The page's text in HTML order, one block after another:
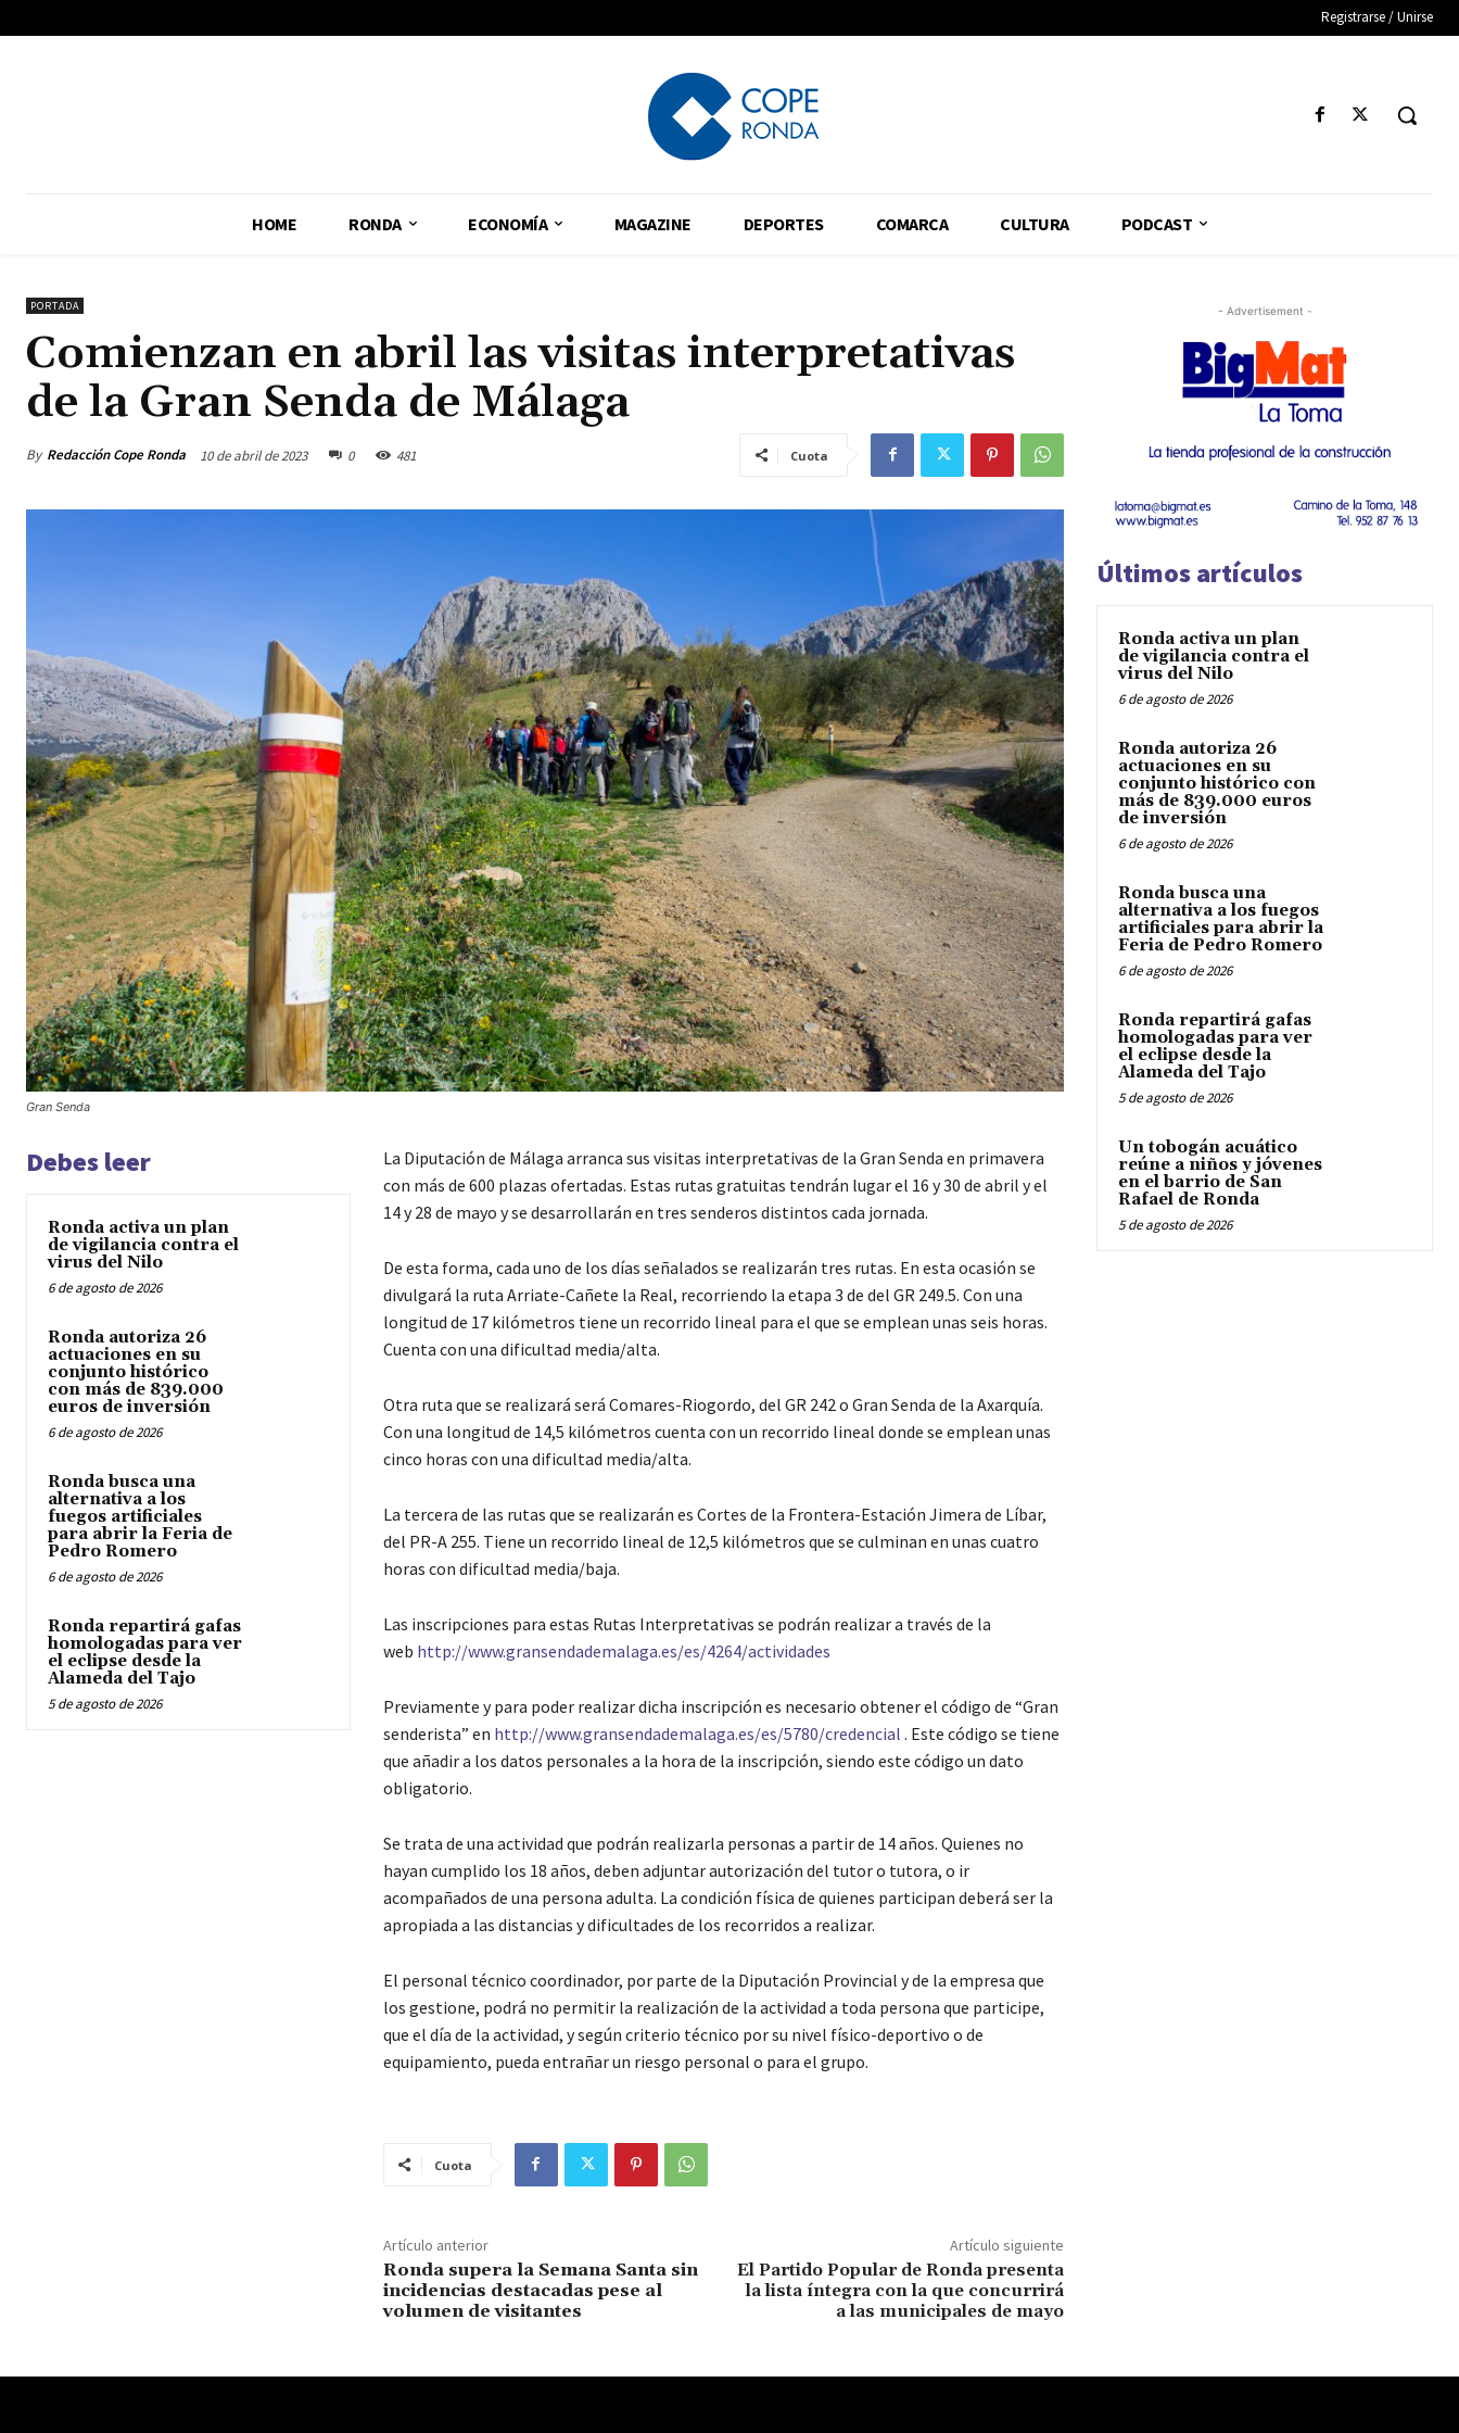
Registrarse / Unirse
HOME RONDA ECONOMÍA MAGAZINE DEPORTES COMARCA CULTURA PODCAST
PORTADA
Comienzan en abril las visitas interpretativas
de la Gran Senda de Málaga
By Redacción Cope Ronda 10 de abril de 2023 0 481 Cuota
Gran Senda
Debes leer
Ronda activa un plan
de vigilancia contra el
virus del Nilo
6 de agosto de 2026
Ronda autoriza 26
actuaciones en su
conjunto histórico
con más de 839.000
euros de inversión
6 de agosto de 2026
Ronda busca una
alternativa a los
fuegos artificiales
para abrir la Feria de
Pedro Romero
6 de agosto de 2026
Ronda repartirá gafas
homologadas para ver
el eclipse desde la
Alameda del Tajo
5 de agosto de 2026
La Diputación de Málaga arranca sus visitas interpretativas de la Gran Senda en primavera
con más de 600 plazas ofertadas. Estas rutas gratuitas tendrán lugar el 16 y 30 de abril y el
14 y 28 de mayo y se desarrollarán en tres senderos distintos cada jornada.
De esta forma, cada uno de los días señalados se realizarán tres rutas. En esta ocasión se
divulgará la ruta Arriate-Cañete la Real, recorriendo la etapa 3 de del GR 249.5. Con una
longitud de 17 kilómetros tiene un recorrido lineal para el que se emplean unas seis horas.
Cuenta con una dificultad media/alta.
Otra ruta que se realizará será Comares-Riogordo, del GR 242 o Gran Senda de la Axarquía.
Con una longitud de 14,5 kilómetros cuenta con un recorrido lineal donde se emplean unas
cinco horas con una dificultad media/alta.
La tercera de las rutas que se realizarán es Cortes de la Frontera-Estación Jimera de Líbar,
del PR-A 255. Tiene un recorrido lineal de 12,5 kilómetros que se culminan en unas cuatro
horas con dificultad media/baja.
Las inscripciones para estas Rutas Interpretativas se podrán realizar a través de la
web http://www.gransendademalaga.es/es/4264/actividades
Previamente y para poder realizar dicha inscripción es necesario obtener el código de “Gran
senderista” en http://www.gransendademalaga.es/es/5780/credencial . Este código se tiene
que añadir a los datos personales a la hora de la inscripción, siendo este código un dato
obligatorio.
Se trata de una actividad que podrán realizarla personas a partir de 14 años. Quienes no
hayan cumplido los 18 años, deben adjuntar autorización del tutor o tutora, o ir
acompañados de una persona adulta. La condición física de quienes participan deberá ser la
apropiada a las distancias y dificultades de los recorridos a realizar.
El personal técnico coordinador, por parte de la Diputación Provincial y de la empresa que
los gestione, podrá no permitir la realización de la actividad a toda persona que participe,
que el día de la actividad, y según criterio técnico por su nivel físico-deportivo o de
equipamiento, pueda entrañar un riesgo personal o para el grupo.
Cuota
Artículo anterior
Ronda supera la Semana Santa sin
incidencias destacadas pese al
volumen de visitantes
Artículo siguiente
El Partido Popular de Ronda presenta
la lista íntegra con la que concurrirá
a las municipales de mayo
- Advertisement -
Últimos artículos
Ronda activa un plan
de vigilancia contra el
virus del Nilo
6 de agosto de 2026
Ronda autoriza 26
actuaciones en su
conjunto histórico con
más de 839.000 euros
de inversión
6 de agosto de 2026
Ronda busca una
alternativa a los fuegos
artificiales para abrir la
Feria de Pedro Romero
6 de agosto de 2026
Ronda repartirá gafas
homologadas para ver
el eclipse desde la
Alameda del Tajo
5 de agosto de 2026
Un tobogán acuático
reúne a niños y jóvenes
en el barrio de San
Rafael de Ronda
5 de agosto de 2026